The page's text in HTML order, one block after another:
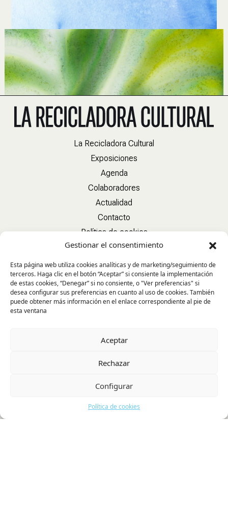
Gestionar el consentimiento
Esta página web utiliza cookies analíticas y de marketing/seguimiento de
terceros. Haga clic en el botón “Aceptar” si consiente la implementación
de estas cookies, “Denegar” si no consiente, o "Ver preferencias" si
desea configurar sus preferencias en cuanto al uso de cookies. También
puede obtener más información en el enlace correspondiente al pie de
esta ventana
Aceptar
Rechazar
Configurar
Política de cookies
La Recicladora Cultural
Exposiciones
Agenda
Colaboradores
Actualidad
Contacto
Política de cookies